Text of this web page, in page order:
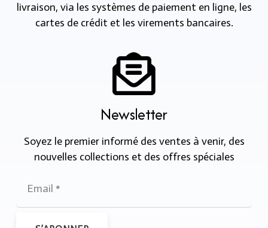
livraison, via les systèmes de paiement en ligne, les
cartes de crédit et les virements bancaires.
Newsletter
Soyez le premier informé des ventes à venir, des
nouvelles collections et des offres spéciales